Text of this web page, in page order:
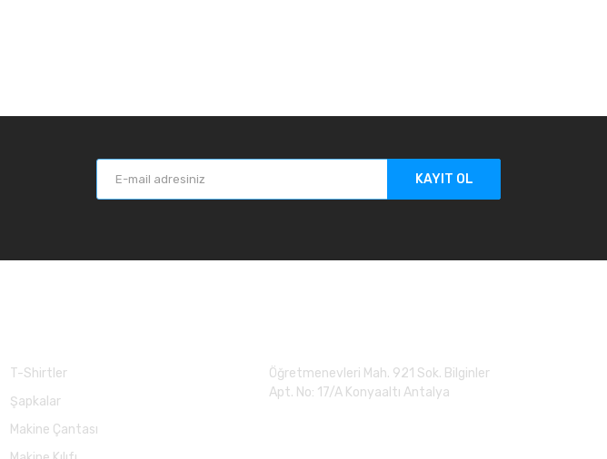
KAYIT OL
T-Shirtler
Şapkalar
Makine Çantası
Öğretmenevleri Mah. 921 Sok. Bilginler
Apt. No: 17/A Konyaaltı Antalya